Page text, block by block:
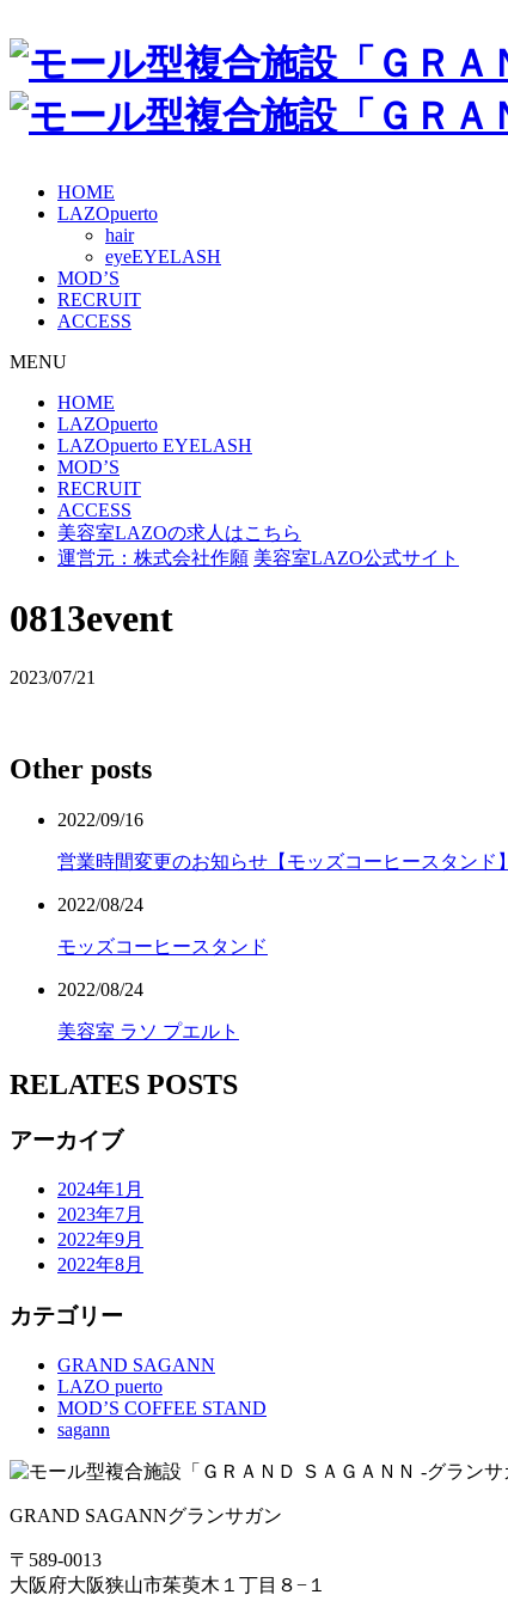
HOME
LAZOpuerto
hair
eye
MOD’S
RECRUIT
ACCESS
MENU
HOME
LAZOpuerto
LAZOpuerto EYELASH
MOD’S
RECRUIT
ACCESS
美容室LAZOの求人はこちら
運営元：株式会社作願 美容室LAZO公式サイト
0813event
2023/07/21
Other posts
2022/09/16
営業時間変更のお知らせ【モッズコーヒースタンド】
2022/08/24
モッズコーヒースタンド
2022/08/24
美容室 ラソ プエルト
RELATES POSTS
アーカイブ
2024年1月
2023年7月
2022年9月
2022年8月
カテゴリー
GRAND SAGANN
LAZO puerto
MOD’S COFFEE STAND
sagann
GRAND SAGANNグランサガン
〒589-0013
大阪府大阪狭山市茱萸木１丁目８−１